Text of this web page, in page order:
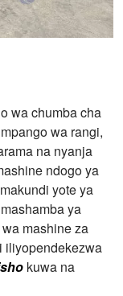
wa chumba cha
wa rangi,
na nyanja
ndogo ya
yote ya
ya
mashine za
iliyopendekezwa
kuwa na